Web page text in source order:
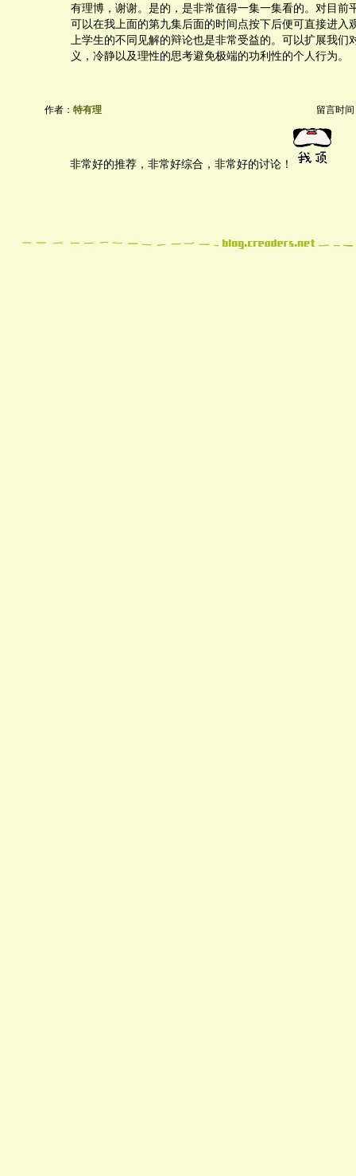
有理博，谢谢。是的，是非常值得一集一集看的。对目前
可以在我上面的第九集后面的时间点按下后便可直接进入
上学生的不同见解的辩论也是非常受益的。可以扩展我们
义，冷静以及理性的思考避免极端的功利性的个人行为。
作者： 特有理 留言时间
非常好的推荐，非常好综合，非常好的讨论！